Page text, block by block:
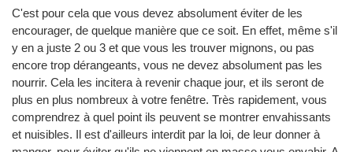
C'est pour cela que vous devez absolument éviter de les
encourager, de quelque manière que ce soit. En effet, même s'il
y en a juste 2 ou 3 et que vous les trouver mignons, ou pas
encore trop dérangeants, vous ne devez absolument pas les
nourrir. Cela les incitera à revenir chaque jour, et ils seront de
plus en plus nombreux à votre fenêtre. Très rapidement, vous
comprendrez à quel point ils peuvent se montrer envahissants
et nuisibles. Il est d'ailleurs interdit par la loi, de leur donner à